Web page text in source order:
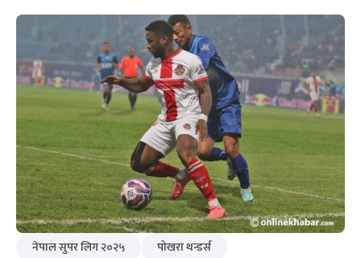
नेपाल सुपर लिग २०२५
पोखरा थन्डर्स